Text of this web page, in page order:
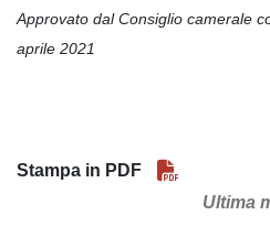
Approvato dal Consiglio camerale
aprile 2021
Stampa in PDF
Ultima